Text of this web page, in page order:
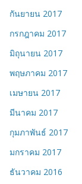
กันยายน 2017
กรกฎาคม 2017
มิถุนายน 2017
พฤษภาคม 2017
เมษายน 2017
มีนาคม 2017
กุมภาพันธ์ 2017
มกราคม 2017
ธันวาคม 2016